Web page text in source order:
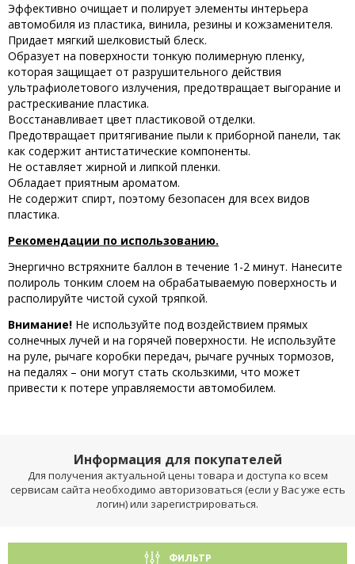
Эффективно очищает и полирует элементы интерьера
автомобиля из пластика, винила, резины и кожзаменителя.
Придает мягкий шелковистый блеск.
Образует на поверхности тонкую полимерную пленку,
которая защищает от разрушительного действия
ультрафиолетового излучения, предотвращает выгорание и
растрескивание пластика.
Восстанавливает цвет пластиковой отделки.
Предотвращает притягивание пыли к приборной панели, так
как содержит антистатические компоненты.
Не оставляет жирной и липкой пленки.
Обладает приятным ароматом.
Не содержит спирт, поэтому безопасен для всех видов
пластика.
Рекомендации по использованию.
Энергично встряхните баллон в течение 1-2 минут. Нанесите
полироль тонким слоем на обрабатываемую поверхность и
располируйте чистой сухой тряпкой.
Внимание! Не используйте под воздействием прямых
солнечных лучей и на горячей поверхности. Не используйте
на руле, рычаге коробки передач, рычаге ручных тормозов,
на педалях – они могут стать скользкими, что может
привести к потере управляемости автомобилем.
Информация для покупателей
Для получения актуальной цены товара и доступа ко всем
сервисам сайта необходимо авторизоваться (если у Вас уже есть
логин) или зарегистрироваться.
ФИЛЬТР